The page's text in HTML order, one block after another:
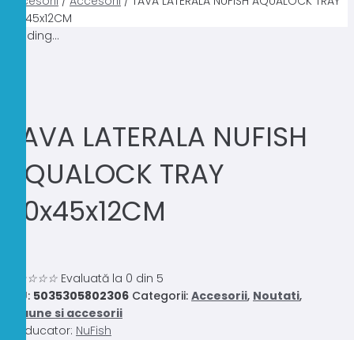
60x45x12CM
Loading...
TAVA LATERALA NUFISH
AQUALOCK TRAY
60x45x12CM
☆☆☆☆ Evaluată la 0 din 5
SKU: 5035305802306 Categorii: Accesorii, Noutati,
Scaune si accesorii
Producator: NuFish